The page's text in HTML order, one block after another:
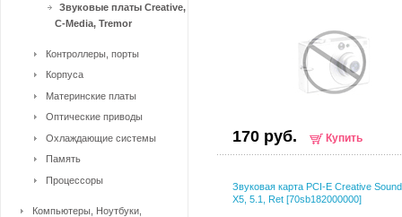
170 руб. Купить
Звуковая карта PCI-E Creative
X5, 5.1, Ret [70sb182000000]
Звуковые платы Creative,
C-Media, Tremor
Контроллеры, порты
Корпуса
Материнские платы
Оптические приводы
Охлаждающие системы
Память
Процессоры
Компьютеры, Ноутбуки,